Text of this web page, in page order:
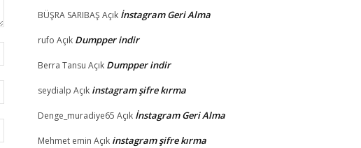
Posta:*
BÜŞRA SARIBAŞ Açık İnstagram Geri Alma
rufo Açık Dumpper indir
Berra Tansu Açık Dumpper indir
seydialp Açık instagram şifre kırma
Denge_muradiye65 Açık İnstagram Geri Alma
Mehmet emin Açık instagram şifre kırma